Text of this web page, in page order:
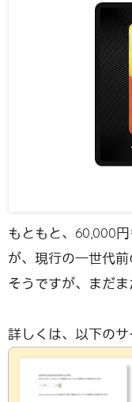
もともと、60,000
が、現行の一世代
そうですが、まだ
詳しくは、以下の